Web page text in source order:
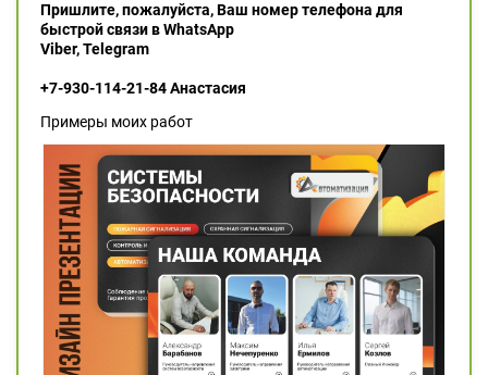
Пришлите, пожалуйста, Ваш номер телефона для
быстрой связи в WhatsApp
Viber, Telegram
+7-930-114-21-84 Анастасия
Примеры моих работ